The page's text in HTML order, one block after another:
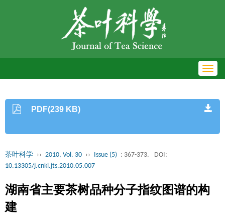
PDF(239 KB)
茶叶科学 ›› 2010, Vol. 30 ›› Issue (5) : 367-373.
DOI:
10.13305/j.cnki.jts.2010.05.007
湖南省主要茶树品种分子指纹图谱的构
建